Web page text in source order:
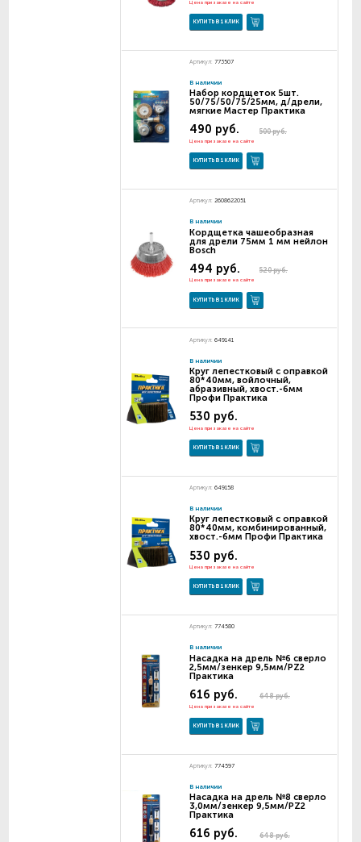
Цена при заказе на сайте
КУПИТЬ В 1 КЛИК
Артикул: 773507
В наличии
Набор кордщеток 5шт.
50/75/50/75/25мм, д/дрели,
мягкие Мастер Практика
500 руб.
490 руб.
Цена при заказе на сайте
КУПИТЬ В 1 КЛИК
Артикул: 2608622051
В наличии
Кордщетка чашеобразная
для дрели 75мм 1 мм нейлон
Bosch
520 руб.
494 руб.
Цена при заказе на сайте
КУПИТЬ В 1 КЛИК
Артикул: 649141
В наличии
Круг лепестковый с оправкой
80*40мм, войлочный,
абразивный, хвост.-6мм
Профи Практика
530 руб.
Цена при заказе на сайте
КУПИТЬ В 1 КЛИК
Артикул: 649158
В наличии
Круг лепестковый с оправкой
80*40мм, комбинированный,
хвост.-6мм Профи Практика
530 руб.
Цена при заказе на сайте
КУПИТЬ В 1 КЛИК
Артикул: 774580
В наличии
Насадка на дрель №6 сверло
2,5мм/зенкер 9,5мм/PZ2
Практика
648 руб.
616 руб.
Цена при заказе на сайте
КУПИТЬ В 1 КЛИК
Артикул: 774597
В наличии
Насадка на дрель №8 сверло
3,0мм/зенкер 9,5мм/PZ2
Практика
648 руб.
616 руб.